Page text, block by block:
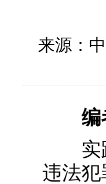
来源：
编
实践
违法